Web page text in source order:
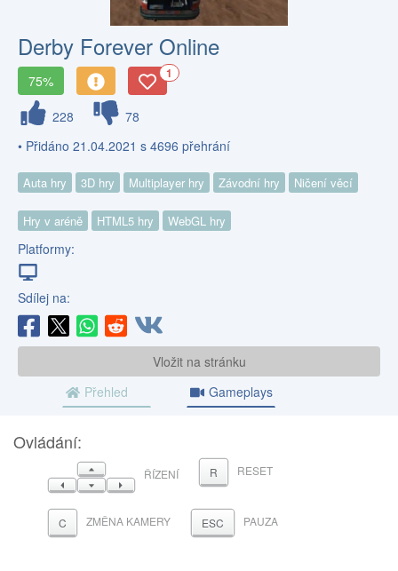
Derby Forever Online
75% 1
228
78
• Přidáno 21.04.2021 s 4696 přehrání
Auta hry 3D hry Multiplayer hry Závodní hry Ničení věcí
Hry v aréně HTML5 hry WebGL hry
Platformy:
Sdílej na:
Vložit na stránku
Přehled
Gameplays
Ovládání:
NAHORU
VLEVODOLŮVPRAVO
ŘÍZENÍ R RESET
C ZMĚNA KAMERY ESC PAUZA